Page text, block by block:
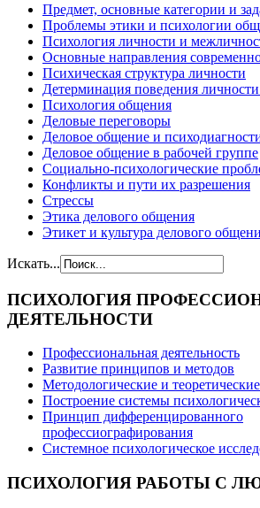
Предмет, основные категории и
Проблемы этики и психологии
Психология личности и
Основные направления
Психическая структура личности
Детерминация поведения
Психология общения
Деловые переговоры
Деловое общение и
Деловое общение в рабочей группе
Cоциально-психологические
Конфликты и пути их разрешения
Стрессы
Этика делового общения
Этикет и культура делового
Искать...
ПСИХОЛОГИЯ
ДЕЯТЕЛЬНОСТИ
Профессиональная деятельность
Развитие принципов и методов
Методологические и
Построение системы
Принцип дифференцированного
профессиографирования
Системное психологическое
ПСИХОЛОГИЯ РАБОТЫ С